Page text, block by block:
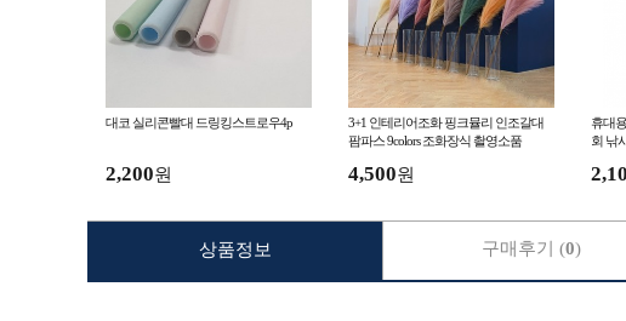
대코 실리콘빨대 드링킹스트로우4p
2,200원
3+1 인테리어조화 핑크뮬리 인조갈대
팜파스 9colors 조화장식 촬영소품
4,500원
휴대
회 낚
상품정보 구매후기 (0)